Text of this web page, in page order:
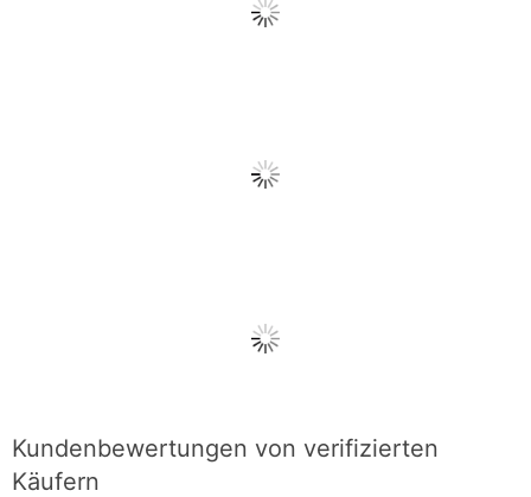
Kundenbewertungen von verifizierten
Käufern